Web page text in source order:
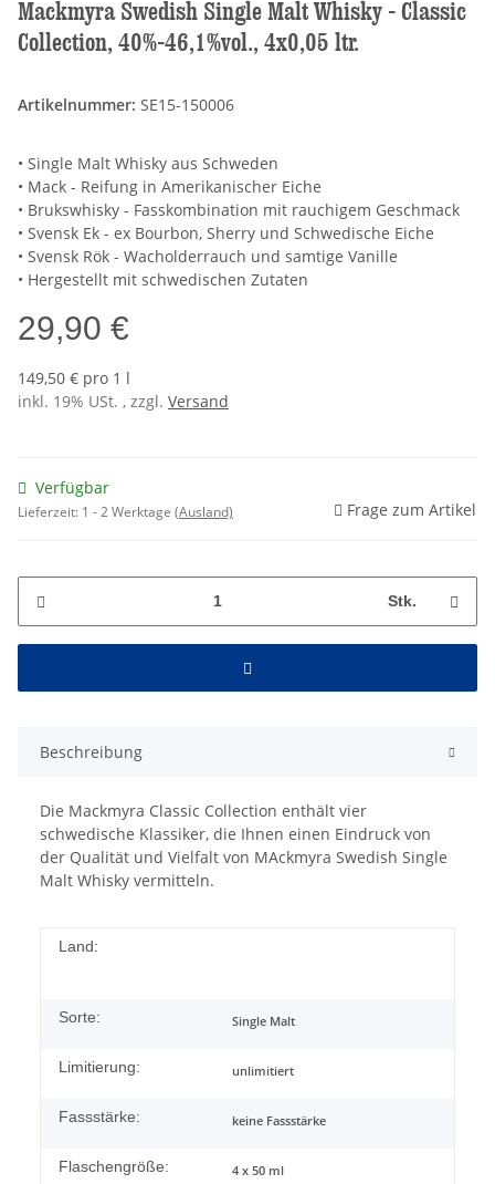
Mackmyra Swedish Single Malt Whisky - Classic
Collection, 40%-46,1%vol., 4x0,05 ltr.
Artikelnummer: SE15-150006
• Single Malt Whisky aus Schweden
• Mack - Reifung in Amerikanischer Eiche
• Brukswhisky - Fasskombination mit rauchigem Geschmack
• Svensk Ek - ex Bourbon, Sherry und Schwedische Eiche
• Svensk Rök - Wacholderrauch und samtige Vanille
• Hergestellt mit schwedischen Zutaten
29,90 €
149,50 € pro 1 l
inkl. 19% USt. , zzgl. Versand
Verfügbar
Lieferzeit: 1 - 2 Werktage (Ausland) Frage zum Artikel
Stk.
Beschreibung
Die Mackmyra Classic Collection enthält vier
schwedische Klassiker, die Ihnen einen Eindruck von
der Qualität und Vielfalt von MAckmyra Swedish Single
Malt Whisky vermitteln.
Land:
Sorte: Single Malt
Limitierung: unlimitiert
Fassstärke: keine Fassstärke
Flaschengröße: 4 x 50 ml